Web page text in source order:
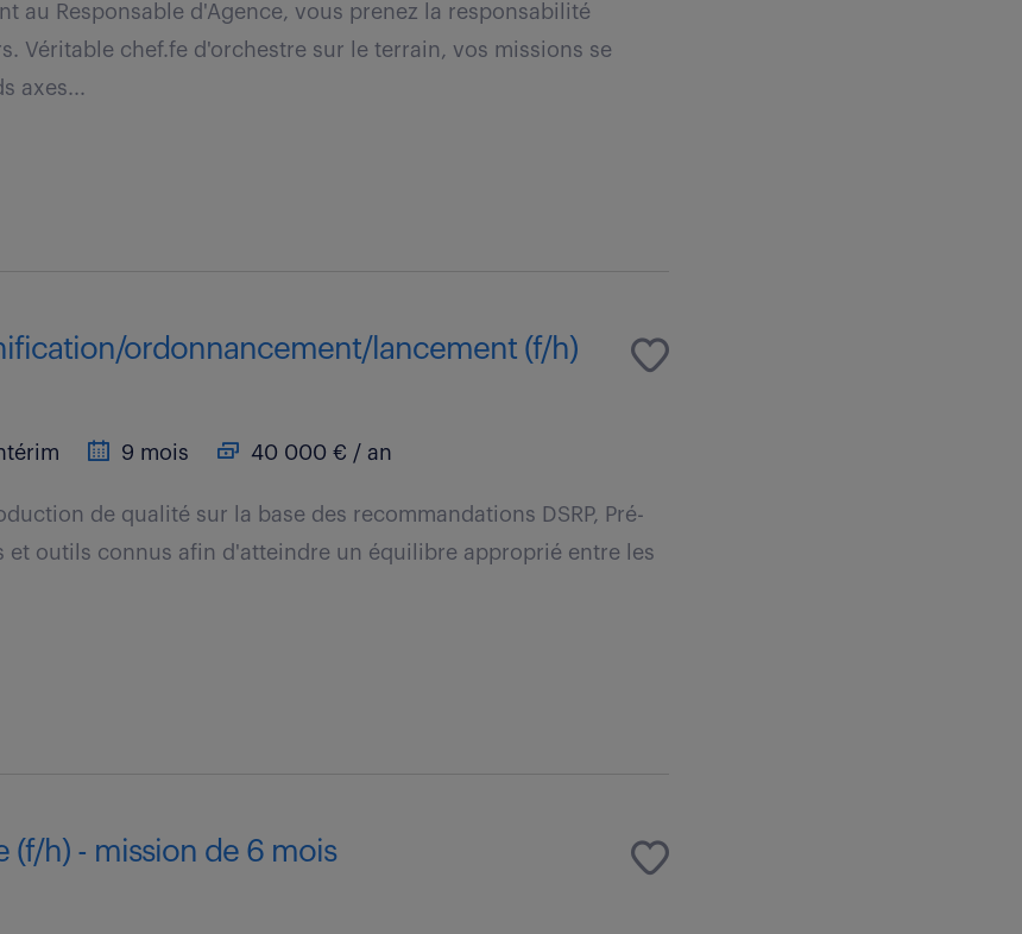
au Responsable d'Agence, vous prenez la responsabilité
Véritable chef.fe d'orchestre sur le terrain, vos missions se
axes...
ordonnancement/lancement (f/h)
9 mois 40 000 € / an
de qualité sur la base des recommandations DSRP, Pré-
et outils connus afin d'atteindre un équilibre approprié entre les
(f/h) - mission de 6 mois